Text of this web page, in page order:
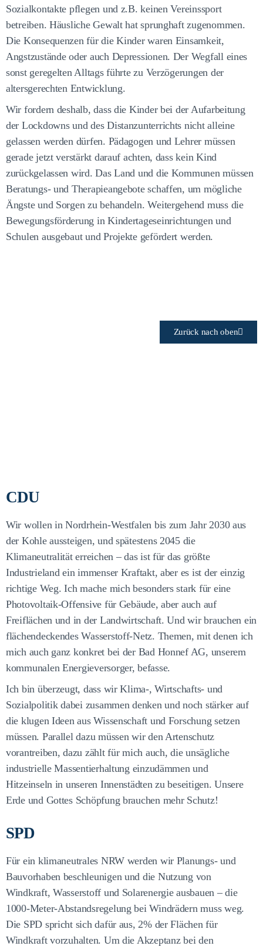
Sozialkontakte pflegen und z.B. keinen Vereinssport
betreiben. Häusliche Gewalt hat sprunghaft zugenommen.
Die Konsequenzen für die Kinder waren Einsamkeit,
Angstzustände oder auch Depressionen. Der Wegfall eines
sonst geregelten Alltags führte zu Verzögerungen der
altersgerechten Entwicklung.
Wir fordern deshalb, dass die Kinder bei der Aufarbeitung
der Lockdowns und des Distanzunterrichts nicht alleine
gelassen werden dürfen. Pädagogen und Lehrer müssen
gerade jetzt verstärkt darauf achten, dass kein Kind
zurückgelassen wird. Das Land und die Kommunen müssen
Beratungs- und Therapieangebote schaffen, um mögliche
Ängste und Sorgen zu behandeln. Weitergehend muss die
Bewegungsförderung in Kindertageseinrichtungen und
Schulen ausgebaut und Projekte gefördert werden.
Zurück nach oben
CDU
Wir wollen in Nordrhein-Westfalen bis zum Jahr 2030 aus
der Kohle aussteigen, und spätestens 2045 die
Klimaneutralität erreichen – das ist für das größte
Industrieland ein immenser Kraftakt, aber es ist der einzig
richtige Weg. Ich mache mich besonders stark für eine
Photovoltaik-Offensive für Gebäude, aber auch auf
Freiflächen und in der Landwirtschaft. Und wir brauchen ein
flächendeckendes Wasserstoff-Netz. Themen, mit denen ich
mich auch ganz konkret bei der Bad Honnef AG, unserem
kommunalen Energieversorger, befasse.
Ich bin überzeugt, dass wir Klima-, Wirtschafts- und
Sozialpolitik dabei zusammen denken und noch stärker auf
die klugen Ideen aus Wissenschaft und Forschung setzen
müssen. Parallel dazu müssen wir den Artenschutz
vorantreiben, dazu zählt für mich auch, die unsägliche
industrielle Massentierhaltung einzudämmen und
Hitzeinseln in unseren Innenstädten zu beseitigen. Unsere
Erde und Gottes Schöpfung brauchen mehr Schutz!
SPD
Für ein klimaneutrales NRW werden wir Planungs- und
Bauvorhaben beschleunigen und die Nutzung von
Windkraft, Wasserstoff und Solarenergie ausbauen – die
1000-Meter-Abstandsregelung bei Windrädern muss weg.
Die SPD spricht sich dafür aus, 2% der Flächen für
Windkraft vorzuhalten. Um die Akzeptanz bei den